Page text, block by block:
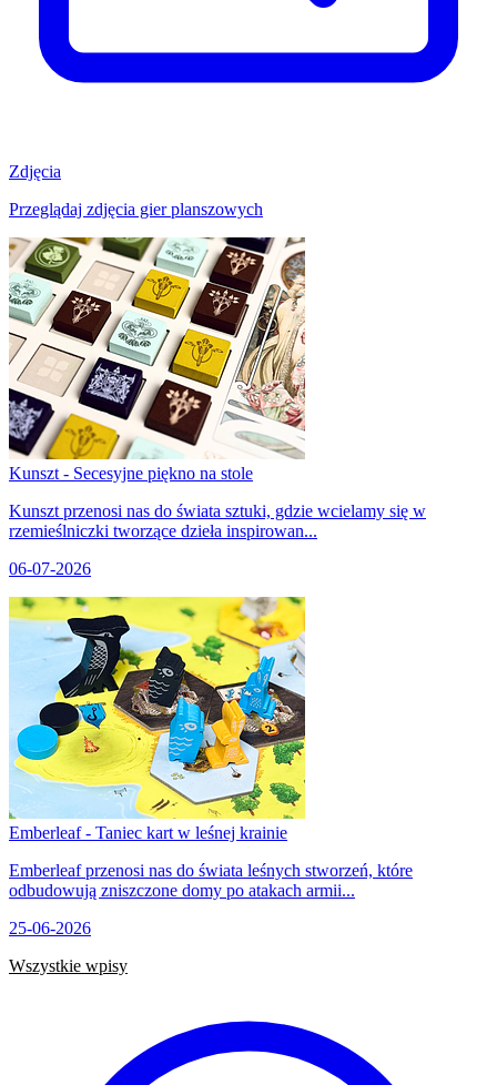
Zdjęcia
Przeglądaj zdjęcia gier planszowych
Kunszt - Secesyjne piękno na stole
Kunszt przenosi nas do świata sztuki, gdzie wcielamy się w
rzemieślniczki tworzące dzieła inspirowan...
06-07-2026
Emberleaf - Taniec kart w leśnej krainie
Emberleaf przenosi nas do świata leśnych stworzeń, które
odbudowują zniszczone domy po atakach armii...
25-06-2026
Wszystkie wpisy